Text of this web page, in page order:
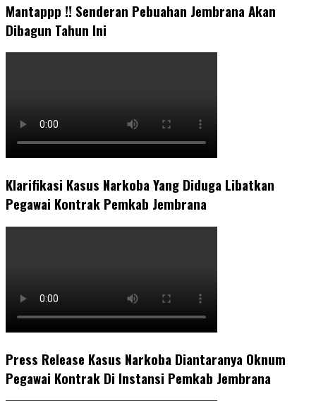
Mantappp !! Senderan Pebuahan Jembrana Akan
Dibagun Tahun Ini
Klarifikasi Kasus Narkoba Yang Diduga Libatkan
Pegawai Kontrak Pemkab Jembrana
Press Release Kasus Narkoba Diantaranya Oknum
Pegawai Kontrak Di Instansi Pemkab Jembrana